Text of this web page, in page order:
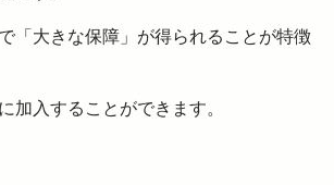
「大きな保障」が得られることが特徴
加入することができます。